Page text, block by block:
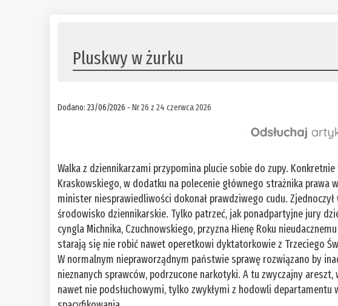
Pluskwy w żurku
Dodano: 23/06/2026 -Nr 26 z 24 czerwca 2026
Walka z dziennikarzami przypomina plucie sobie do zupy.
Kraskowskiego, w dodatku na polecenie głównego strażnika prawa
minister niesprawiedliwości dokonał prawdziwego cudu.
środowisko dziennikarskie. Tylko patrzeć, jak ponadpartyjne jury
cyngla Michnika, Czuchnowskiego, przyzna Hienę Roku
starają się nie robić nawet operetkowi dyktatorkowie z Trzeciego
W normalnym niepraworządnym państwie sprawę rozwiązano by
nieznanych sprawców, podrzucone narkotyki. A tu zwyczajny
nawet nie podsłuchowymi, tylko zwykłymi z hodowli departamentu